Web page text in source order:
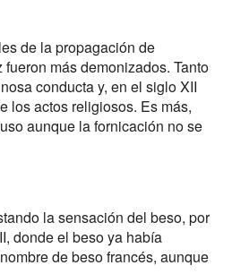
de la propagación de
más demonizados. Tanto
conducta y, en el siglo XII
los actos religiosos. Es más,
aunque la fornicación no se
la sensación del beso, por
donde el beso ya había
de beso francés, aunque